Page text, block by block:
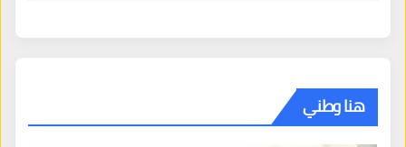
هنا وطني